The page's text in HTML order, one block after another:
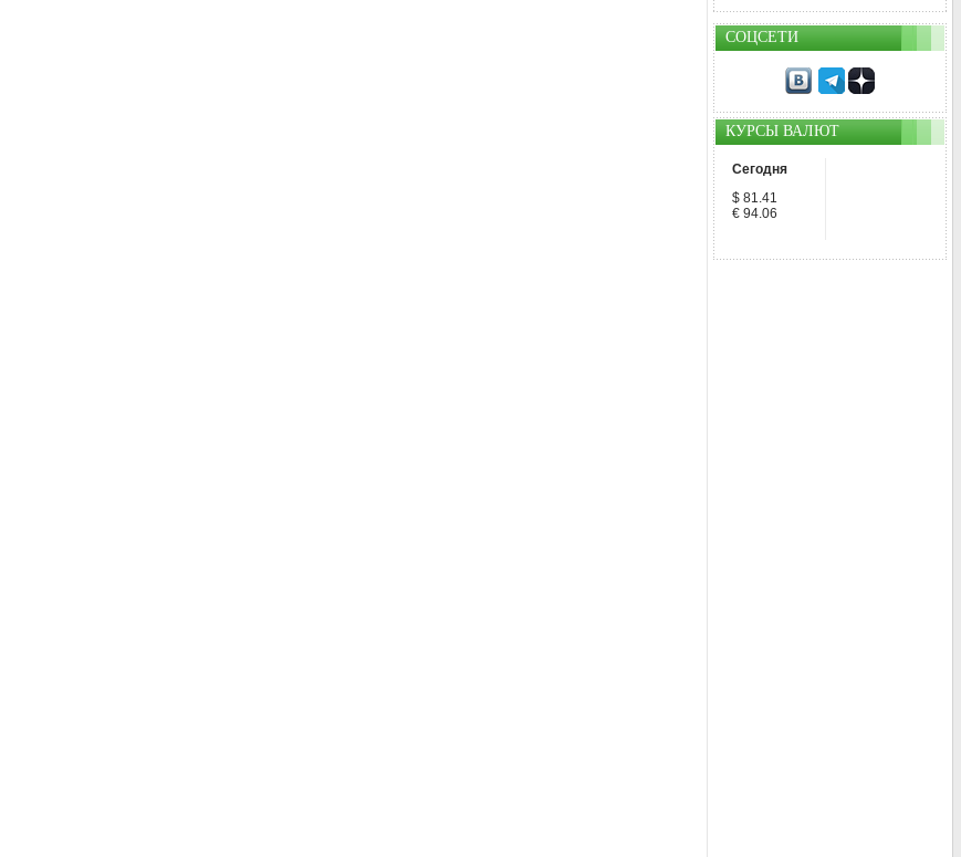
СОЦСЕТИ
КУРСЫ ВАЛЮТ
Сегодня
$ 81.41
€ 94.06